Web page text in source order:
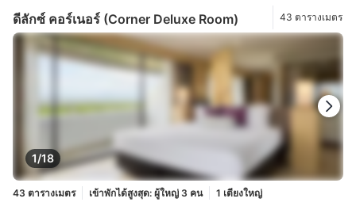
ดีลักซ์ คอร์เนอร์ (Corner Deluxe Room) 43 ตารางเมตร
1/18
43 ตารางเมตร เข้าพักได้สูงสุด: ผู้ใหญ่ 3 คน
1 เตียงใหญ่